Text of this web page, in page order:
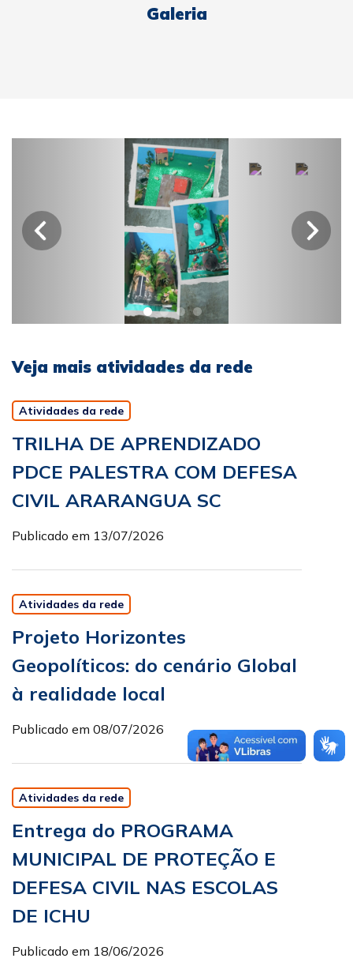
Galeria
Veja mais atividades da rede
Atividades da rede
TRILHA DE APRENDIZADO
PDCE PALESTRA COM DEFESA
CIVIL ARARANGUA SC
Publicado em 13/07/2026
Atividades da rede
Projeto Horizontes
Geopolíticos: do cenário Global
à realidade local
Publicado em 08/07/2026
Atividades da rede
Entrega do PROGRAMA
MUNICIPAL DE PROTEÇÃO E
DEFESA CIVIL NAS ESCOLAS
DE ICHU
Publicado em 18/06/2026